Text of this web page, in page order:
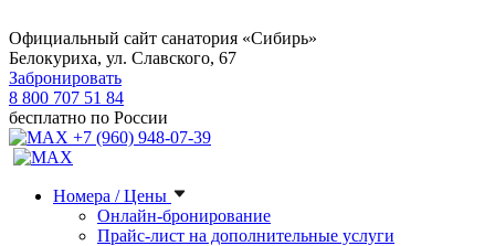
Официальный сайт санатория «Сибирь»
Белокуриха, ул. Славского, 67
Забронировать
8 800 707 51 84
бесплатно по России
+7 (960) 948-07-39
Номера / Цены
Онлайн-бронирование
Прайс-лист на дополнительные услуги